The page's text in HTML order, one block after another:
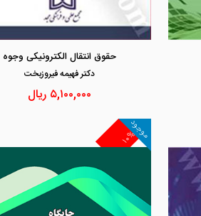
مشاهده و خرید
حقوق انتقال الکترونیکی وجوه
دكتر فهيمه فيروزبخت
۵,۱۰۰,۰۰۰ ریال
۱۰%
موجود